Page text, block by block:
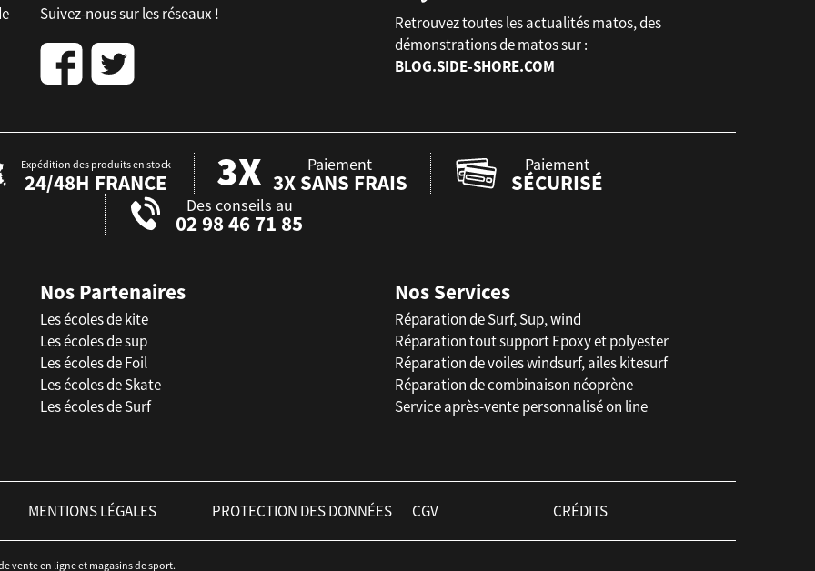
Suivez-nous sur les réseaux !
Retrouvez toutes les actualités matos, des
démonstrations de matos sur :
BLOG.SIDE-SHORE.COM
Expédition des produits en stock
24/48H FRANCE
Paiement
3X SANS FRAIS
Paiement
SÉCURISÉ
Des conseils au
02 98 46 71 85
Nos Partenaires
Les écoles de kite
Les écoles de sup
Les écoles de Foil
Les écoles de Skate
Les écoles de Surf
Nos Services
Réparation de Surf, Sup, wind
Réparation tout support Epoxy et polyester
Réparation de voiles windsurf, ailes kitesurf
Réparation de combinaison néoprène
Service après-vente personnalisé on line
MENTIONS LÉGALES PROTECTION DES DONNÉES CGV CRÉDITS
vente en ligne et magasins de sport.